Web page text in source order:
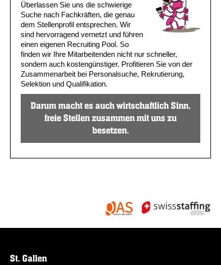
Überlassen Sie uns die schwierige
Suche nach Fachkräften, die genau
dem Stellenprofil entsprechen. Wir
sind hervorragend vernetzt und führen
einen eigenen Recruiting Pool. So
finden wir Ihre Mitarbeitenden nicht nur schneller,
sondern auch kostengünstiger. Profitieren Sie von der
Zusammenarbeit bei Personalsuche, Rekrutierung,
Selektion und Qualifikation.
Darum macht es auch wirtschaftlich Sinn,
freie Stellen zusammen mit uns zu
besetzen.
St. Gallen